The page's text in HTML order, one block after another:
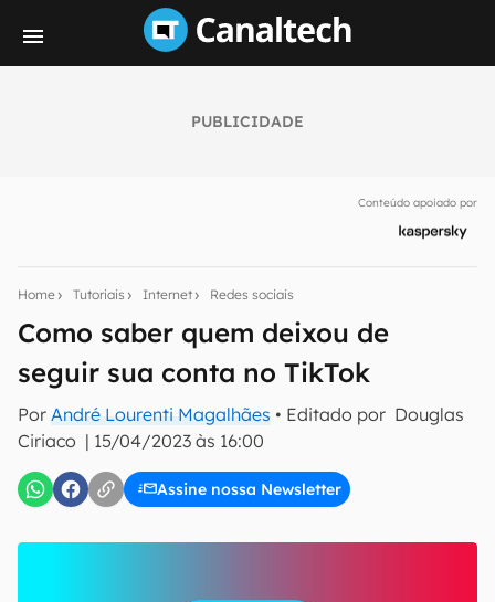
PUBLICIDADE
Conteúdo apoiado por
Home Tutoriais Internet Redes sociais
Como saber quem deixou de
seguir sua conta no TikTok
Por André Lourenti Magalhães • Editado por Douglas
Ciriaco | 15/04/2023 às 16:00
Assine nossa Newsletter
notícias e reviews sobre tecnologia em primeira
inscreva-se
Confirmo que li, aceito e concordo com os